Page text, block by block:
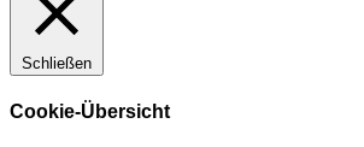
Schließen
Cookie-Übersicht